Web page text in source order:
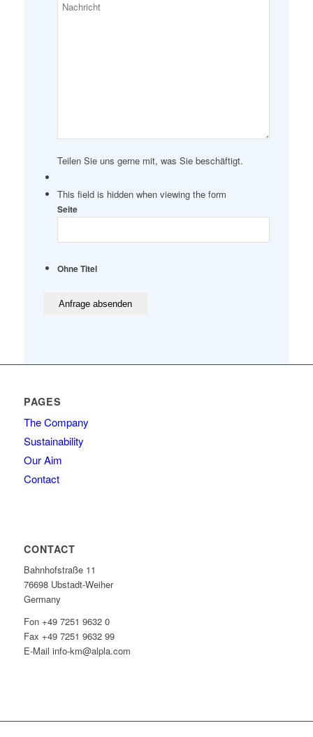
Teilen Sie uns gerne mit, was Sie beschäftigt.
This field is hidden when viewing the form
Seite
Ohne Titel
PAGES
The Company
Sustainability
Our Aim
Contact
CONTACT
Bahnhofstraße 11
76698 Ubstadt-Weiher
Germany
Fon +49 7251 9632 0
Fax +49 7251 9632 99
E-Mail info-km@alpla.com